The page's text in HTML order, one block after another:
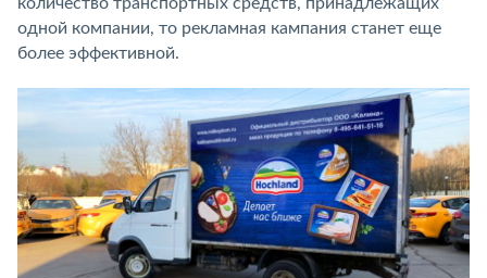
одной компании, то рекламная кампания станет еще
более эффективной.